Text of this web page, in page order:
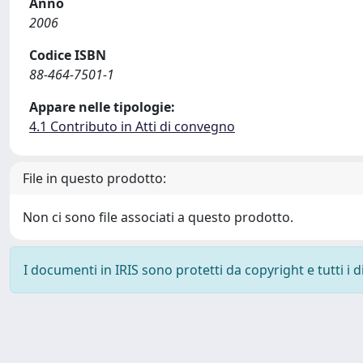
2006
Codice ISBN
88-464-7501-1
Appare nelle tipologie:
4.1 Contributo in Atti di convegno
File in questo prodotto:
Non ci sono file associati a questo prodotto.
I documenti in IRIS sono protetti da copyright e tutti i